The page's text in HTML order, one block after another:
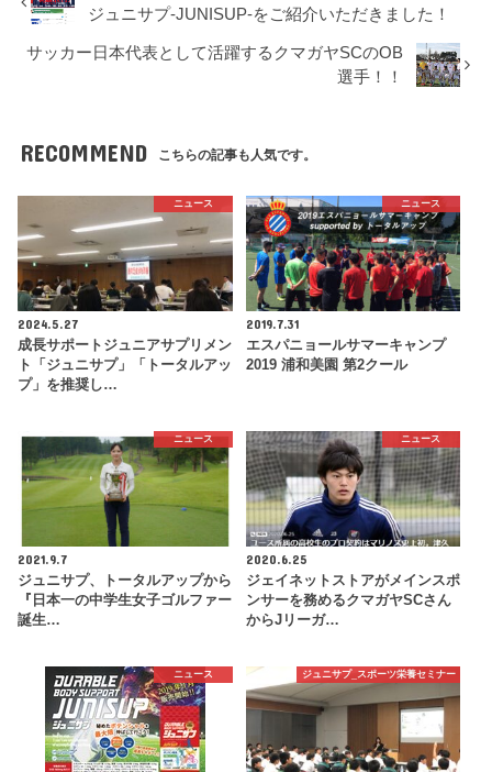
ジュニサプ-JUNISUP-をご紹介いただきました！
サッカー日本代表として活躍するクマガヤSCのOB
選手！！
RECOMMEND こちらの記事も人気です。
ニュース
2024.5.27
成長サポートジュニアサプリメン
ト「ジュニサプ」「トータルアッ
プ」を推奨し…
ニュース
2019.7.31
エスパニョールサマーキャンプ
2019 浦和美園 第2クール
ニュース
2021.9.7
ジュニサプ、トータルアップから
『日本一の中学生女子ゴルファー
誕生…
ニュース
2020.6.25
ジェイネットストアがメインスポ
ンサーを務めるクマガヤSCさん
からJリーガ…
ニュース ジュニサプ_スポーツ栄養セミナー